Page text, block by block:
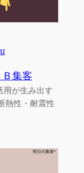
Ｂ集客
用が生み出す
熱性・耐震性